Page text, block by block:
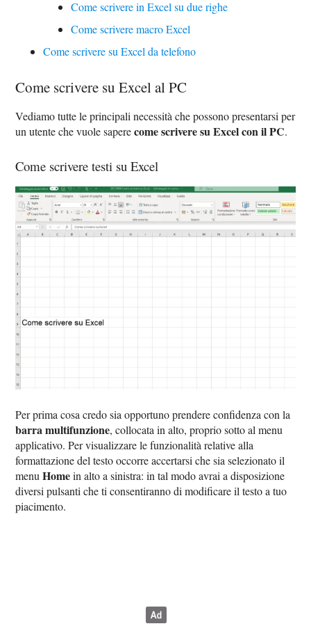
Come scrivere in Excel su due righe
Come scrivere macro Excel
Come scrivere su Excel da telefono
Come scrivere su Excel al PC
Vediamo tutte le principali necessità che possono presentarsi per
un utente che vuole saperecome scrivere su Excel con il PC.
Come scrivere testi su Excel
Per prima cosa credo sia opportuno prendere confidenza con la
barra multifunzione, collocata in alto, proprio sotto al menu
applicativo. Per visualizzare le funzionalità relative alla
formattazione del testo occorre accertarsi che sia selezionato il
menuHomein alto a sinistra: in tal modo avrai a disposizione
diversi pulsanti che ti consentiranno di modificare il testo a tuo
piacimento.